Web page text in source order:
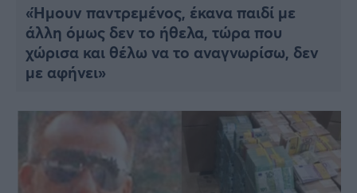
«Ήμουν παντρεμένος, έκανα παιδί με
άλλη όμως δεν το ήθελα, τώρα που
χώρισα και θέλω να το αναγνωρίσω, δεν
με αφήνει»